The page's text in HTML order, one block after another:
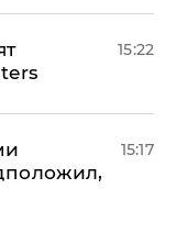
15:22
15:17